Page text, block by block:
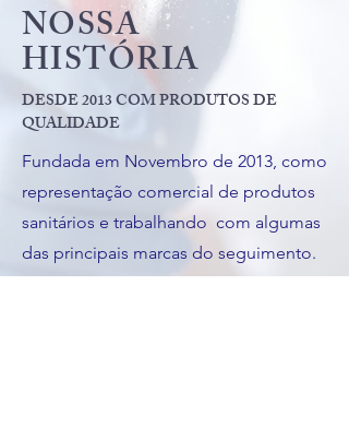
Sabonete Líquido Perolado
Pitanga 1 litro
Limpa Alumínio 500ml
Detergente Neutro 2 litros
Desinfetante Lavanda 2 litros
NOSSA
HISTÓRIA
DESDE 2013 COM PRODUTOS DE
QUALIDADE
Fundada em Novembro de 2013, como
representação comercial de produtos
sanitários e trabalhando com algumas
das principais marcas do seguimento.